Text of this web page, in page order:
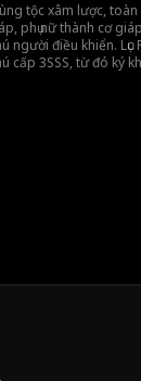
tộc xâm lược,
phụ nữ thành cơ
người điều khiển.
cấp 3SSS, từ đó ký